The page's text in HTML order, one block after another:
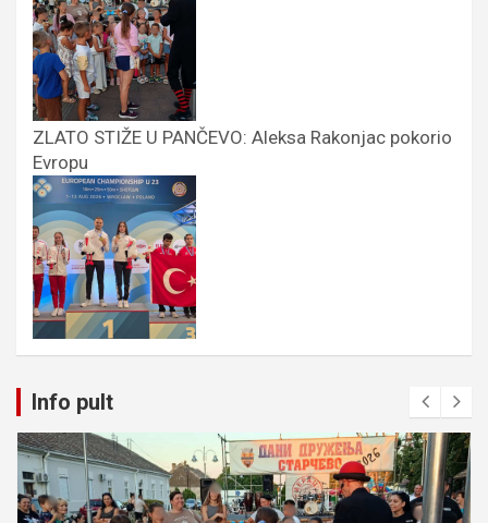
ZLATO STIŽE U PANČEVO: Aleksa Rakonjac pokorio
Evropu
Info pult